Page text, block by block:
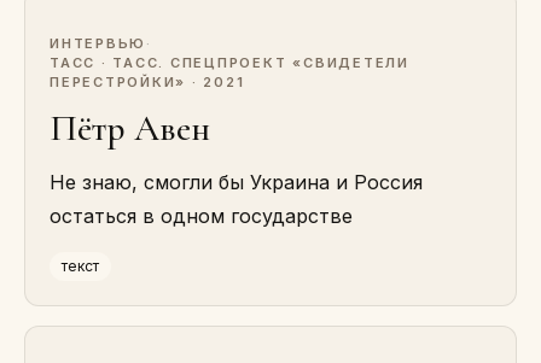
ИНТЕРВЬЮ ·
ТАСС · ТАСС. СПЕЦПРОЕКТ «СВИДЕТЕЛИ
ПЕРЕСТРОЙКИ» · 2021
Пётр Авен
Не знаю, смогли бы Украина и Россия
остаться в одном государстве
текст